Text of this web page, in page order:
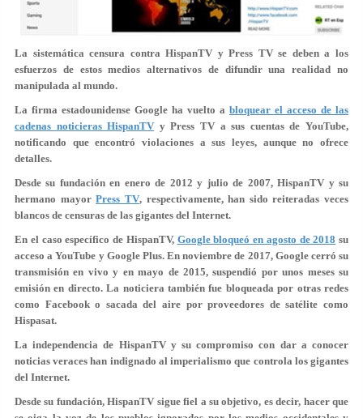
La sistemática censura contra HispanTV y Press TV se deben a los
esfuerzos de estos medios alternativos de difundir una realidad no
manipulada al mundo.
La firma estadounidense Google ha vuelto a bloquear el acceso de las
cadenas noticieras HispanTV y Press TV a sus cuentas de YouTube,
notificando que encontró violaciones a sus leyes, aunque no ofrece
detalles.
Desde su fundación en enero de 2012 y julio de 2007, HispanTV y su
hermano mayorPress TV, respectivamente, han sido reiteradas veces
blancos de censuras de las gigantes del Internet.
En el caso específico de HispanTV, Google bloqueó en agosto de 2018 su
acceso a YouTube y Google Plus. En noviembre de 2017, Google cerró su
transmisión en vivo y en mayo de 2015, suspendió por unos meses su
emisión en directo. La noticiera también fue bloqueada por otras redes
como Facebook o sacada del aire por proveedores de satélite como
Hispasat.
La independencia de HispanTV y su compromiso con dar a conocer
noticias veraces han indignado al imperialismo que controla los gigantes
del Internet.
Desde su fundación, HispanTV sigue fiel a su objetivo, es decir, hacer que